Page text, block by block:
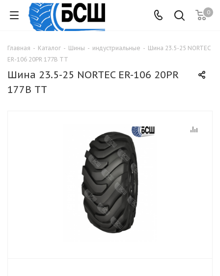
0
Главная - Каталог - Шины - индустриальные - Шина 23.5-25 NORTEC
ER-106 20PR 177В TT
Шина 23.5-25 NORTEC ER-106 20PR
177В TT